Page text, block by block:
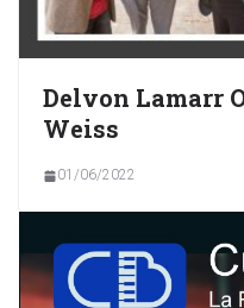
Delvon Lamarr
Weiss
01/06/2022